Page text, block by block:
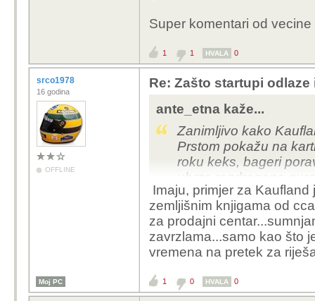
Super komentari od vecine
1 1 HVALA 0
srco1978
16 godina
OFFLINE
Re: Zašto startupi
ante_etna kaže...
Zanimljivo kako
Prstom pokažu na
roku keks, bageri
ubrzo razdragano
šerifa.
Imaju, primjer za
zemljišnim knjigama od
za prodajni
zavrzlama...samo kao što
vremena na pretek za
Moj PC 1 0 HVALA 0